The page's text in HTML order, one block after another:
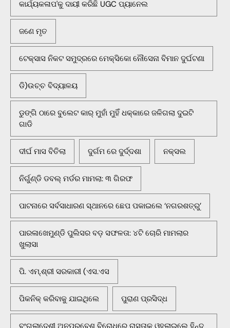
କାର୍ଯ୍ୟକଳାପ'କୁ ଦାୟୀ କରିଛି UGC ପ୍ୟାନେଲ
ଜଣେ ମୃତ
ଟେକ୍ସାସ ନିକଟ ସମୁଦ୍ରରେ ମେକ୍ସିକୋ ନୌସେନା ବିମାନ ଦୁର୍ଘଟଣା
ଡି)ଉଚ୍ଚ ବିଦ୍ୟାଳୟ
ଡୁଙ୍ଗି ଠାରେ ବୁଲେଟ କାର୍ ମୁହାଁ ମୁହିଁ ଧକ୍କାରେ ଜଳିଗଲା ଦୁଇଟି
ଗାଡି
ଦୀର୍ଘ ମାସ ବିତିଲା ଦୁର୍ଗମ ରେ ଦୁର୍ଦ୍ଦଶା ନକ୍ସଲ
ନିର୍ଗୁଣ୍ଡି ଡବଲ୍ ମର୍ଡର ମାମଲା: ୩ ଗିରଫ
ପାଟନାରେ ସର୍ବସାଧାରଣ ସ୍ଥାନରେ ଛେପ ପକାଇଲେ ‘ନଗରଶତ୍ରୁ’
ପାରଳାଖେମୁଣ୍ଡି ପୁଲିସର ବଡ଼ ସଫଳତା: ୪ଟି ଚୋରି ମାମଲାର
ଖୁଲାସା
ପି. ଏମ୍.ଶ୍ରୀ ସରକାରୀ (ଏସ.ଏସ
ପିକନିକ୍‌ କରିବାକୁ ଯାଇଥିଲେ ପୁରାଣ ପ୍ରସିଦ୍ଧ
ବଂଗଲାଦେଶୀ ଅନୁପ୍ରବେଶ ବିରୋଧରେ ରାସ୍ତାକୁ ଓହ୍ଲାଇଲେ ହିନ୍ଦୁ